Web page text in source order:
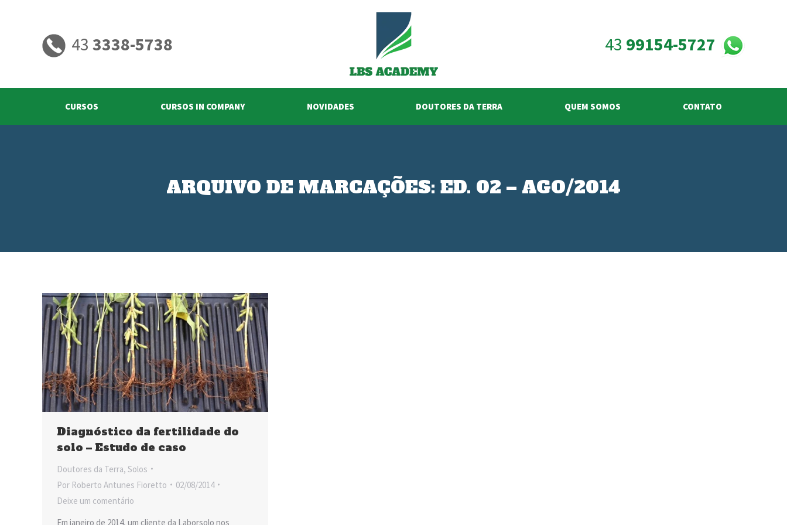
43 3338-5738 43 99154-5727
CURSOS CURSOS IN COMPANY NOVIDADES DOUTORES DA TERRA QUEM SOMOS CONTATO
ARQUIVO DE MARCAÇÕES: ED. 02 – AGO/2014
Diagnóstico da fertilidade do
solo – Estudo de caso
Doutores da Terra, Solos
Por Roberto Antunes Fioretto
02/08/2014
Deixe um comentário
Em janeiro de 2014, um cliente da Laborsolo nos